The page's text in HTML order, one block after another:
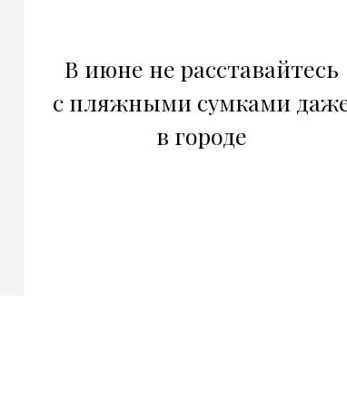
В июне не расставайтесь
с пляжными сумками
в городе